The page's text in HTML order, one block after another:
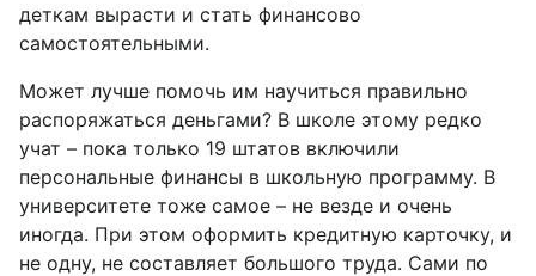
деткам вырасти и стать финансово
самостоятельными.
Может лучше помочь им научиться правильно
распоряжаться деньгами? В школе этому редко
учат – пока только 19 штатов включили
персональные финансы в школьную программу. В
университете тоже самое – не везде и очень
иногда. При этом оформить кредитную карточку, и
не одну, не составляет большого труда. Сами по